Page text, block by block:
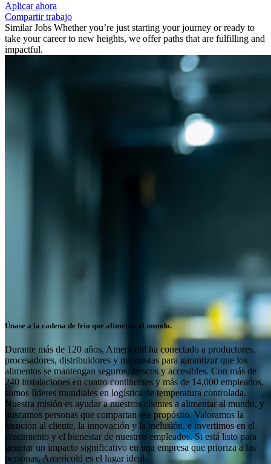
Aplicar ahora
Compartir trabajo
Similar Jobs Whether you’re just starting your journey or ready to
take your career to new heights, we offer paths that are fulfilling and
impactful.
Únase a la cadena de frío que alimenta al mundo.
Durante más de 120 años, Americold ha conectado a productores,
procesadores, distribuidores y minoristas para garantizar que los
alimentos se mantengan seguros, frescos y accesibles. Con más de
240 instalaciones en cuatro continentes y más de 14,000 empleados,
somos líderes mundiales en logística de temperatura controlada.
Nuestra misión es ayudar a nuestros clientes a alimentar al mundo, y
buscamos personas que compartan ese propósito. Valoramos la
atención al cliente, la innovación y la inclusión, e invertimos en el
crecimiento y el bienestar de nuestros empleados. Si está listo para
generar un impacto significativo en una empresa que prioriza a las
personas, Americold es el lugar ideal.